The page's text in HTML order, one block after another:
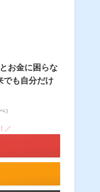
お金に困らな
でも自分だけ
）
／